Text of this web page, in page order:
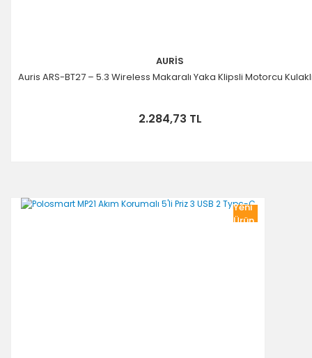
AURİS
Auris ARS-BT27 – 5.3 Wireless Makaralı Yaka Klipsli Motorcu
2.284,73 TL
Yeni
Ürün